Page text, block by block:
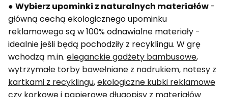
● Wybierz upominki z naturalnych materiałów -
główną cechą ekologicznego upominku
reklamowego są w 100% odnawialne materiały -
idealnie jeśli będą pochodziły z recyklingu. W grę
wchodzą m.in. eleganckie gadżety bambusowe,
wytrzymałe torby bawełniane z nadrukiem, notesy z
kartkami z recyklingu,ekologiczne kubki reklamowe